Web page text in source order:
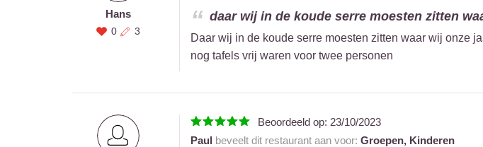
Hans
0 3
daar wij in de koude serre moesten zitten
Daar wij in de koude serre moesten zitten waar wij onze
nog tafels vrij waren voor twee personen
Beoordeeld op: 23/10/2023
Paul beveelt dit restaurant aan voor: Groepen, Kinderen